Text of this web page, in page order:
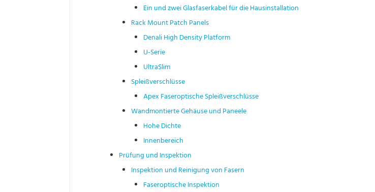
Ein und zwei Glasfaserkabel für die Hausinstallation
Rack Mount Patch Panels
Denali High Density Platform
U-Serie
UltraSlim
Spleißverschlüsse
Apex Faseroptische Spleißverschlüsse
Wandmontierte Gehäuse und Paneele
Hohe Dichte
Innenbereich
Prüfung und Inspektion
Inspektion und Reinigung von Fasern
Faseroptische Inspektion